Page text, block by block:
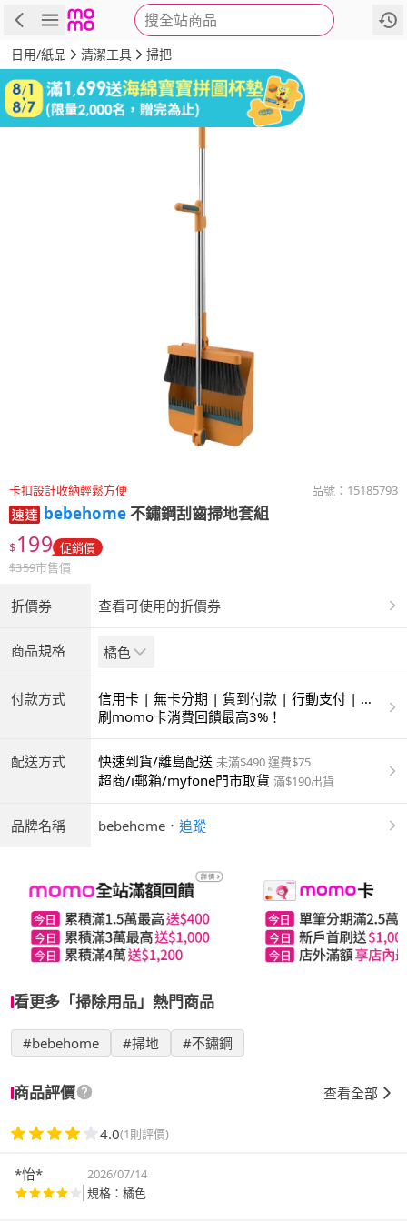
搜全站商品
商品 評價 詳情
日用/紙品 清潔工具 掃把
卡扣設計收納輕鬆方便 品號： 15185793
bebehome不鏽鋼刮齒掃地套組
$199 促銷價
$359市售價
折價券 查看可使用的折價券
商品規格 橘色
付款方式
信用卡 | 無卡分期 | 貨到付款 | 行動支付 | 超
商付款 | ATM | 銀聯卡
刷momo卡消費回饋最高3%！
配送方式 快速到貨/離島配送 未滿$490 運費$75
超商/i郵箱/myfone門市取貨 滿$190出貨
品牌名稱 bebehome ． 追蹤
看更多「掃除用品」熱門商品
#bebehome #掃地 #不鏽鋼
商品評價 查看全部
4.0(1則評價)
*怡*
2026/07/14
規格：橘色